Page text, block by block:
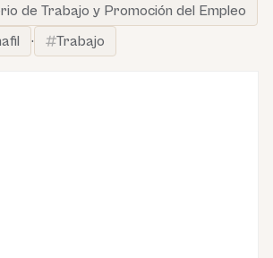
de Trabajo y Promoción del Empleo
· Trabajo